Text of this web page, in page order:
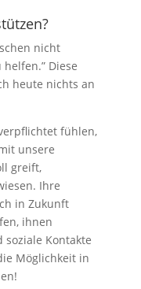
nicht
Diese
heute nichts an
fühlen,
unsere
greift,
Ihre
in Zukunft
ihnen
soziale Kontakte
Möglichkeit in